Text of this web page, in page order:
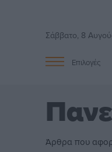
Σάββατο, 8
Επιλογές
Άρθρα που